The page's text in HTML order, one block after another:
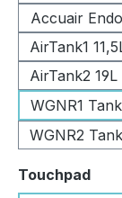
Accuair
AirTank1
AirTank2
WGNR1
WGNR2
Touchpad